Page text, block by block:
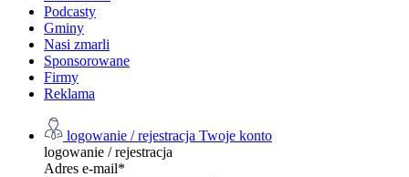
Podcasty
Gminy
Nasi zmarli
Sponsorowane
Firmy
Reklama
logowanie / rejestracja Twoje konto
logowanie / rejestracja
Adres e-mail*